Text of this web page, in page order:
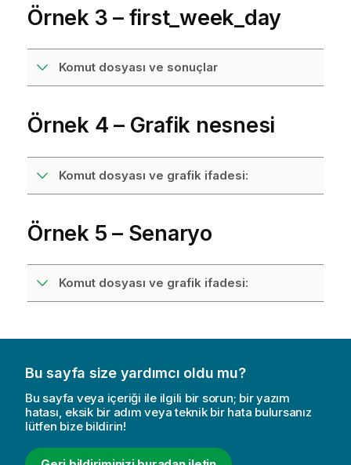
Örnek 3 – first_week_day
Komut dosyası ve sonuçlar
Örnek 4 – Grafik nesnesi
Komut dosyası ve grafik ifadesi:
Örnek 5 – Senaryo
Komut dosyası ve grafik ifadesi:
Bu sayfa size yardımcı oldu mu?
Bu sayfa veya içeriği ile ilgili bir sorun; bir yazım
hatası, eksik bir adım veya teknik bir hata bulursanız
lütfen bize bildirin!